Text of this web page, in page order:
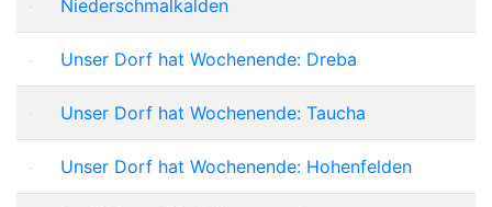
Niederschmalkalden
Unser Dorf hat Wochenende: Dreba
Unser Dorf hat Wochenende: Taucha
Unser Dorf hat Wochenende: Hohenfelden